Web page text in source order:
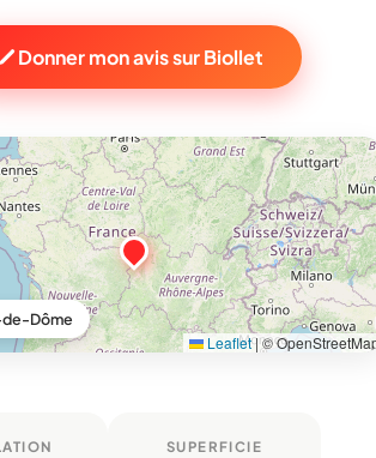
Donner mon avis sur Biollet
Leaflet|©
Dôme
SUPERFICIE